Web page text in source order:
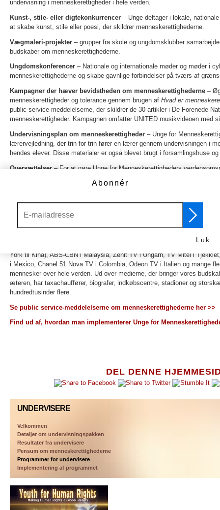
DEL DENNE
UNDERVISERE
Velkommen
Detaljer om undervisningspakken
Resultater fra undervisere
Pensum om menneskerettighederne
Programmer for undervisere
Implementering af programmet
undervisning i menneskerettigheder i hele verden.
Kunst-, stile- eller digtekonkurrencer – Unge deltager i lokale,
at skabe kunst, stile eller poesi, der skildrer menneskerettighederne.
Vægmaleri-projekter – grupper fra skole og ungdomsklubber
budskaber om menneskerettighederne.
Ungdomskonferencer – Nationale og internationale møder og møder i
menneskerettighederne og skabe gavnlige forbindelser på tværs af
Kampagner der hæver bevidstheden om menneskerettighederne –
menneskerettigheder og tolerance gennem brugen af Hvad er
public service-meddelelserne, der skildrer de 30 artikler i De Forenede
menneskerettigheder. Kampagnen omfatter UNITED musikvideoen med
Undervisningsplan om menneskerettigheder – Unge for
lærervejledning, der trin for trin fører en lærer gennem undervisningen i
hendes elever. Disse materialer er også blevet brugt i forsamlingshuse
Oversættelser– For at gøre Unge for Menneskerettigheders
favnende som muligt, er Unge for Menneskerettigheders materialer
ledere, undervisere og unge og arbejder for initiativer til uddannelse i
(2) Internationale konferencer om menneskerettigheder samler unge fra
– Unge for Menneskerettigheder-videoerne er blevet
York til Kina), ABS-CBN i Malaysia, Zenit TV i Ungarn, TV Mitel i
i Mexico, Chanel 51 Nova TV i Colombia, Odeon TV i Italien og mange
mennesker over hele verden. Ud over medierne, der bringer vores
æteren, har taxachauffører, biografer, indkøbscentre, stadioner og
hundredtusinder flere.
Se public service-meddelelserne om menneskerettighederne her >>
Find ud af, hvordan man implementerer Unge for
Abonnér
Luk